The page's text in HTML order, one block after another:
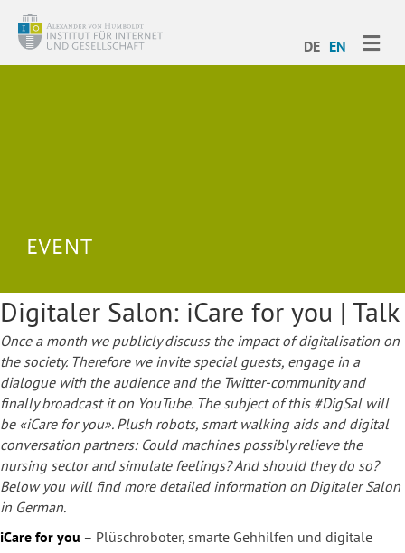
DE EN
Digitaler Salon: iCare for you | Talk
Once a month we publicly discuss the impact of digitalisation on
the society. Therefore we invite special guests, engage in a
dialogue with the audience and the Twitter-community and
finally broadcast it on YouTube. The subject of this #DigSal will
be «iCare for you». Plush robots, smart walking aids and digital
conversation partners: Could machines possibly relieve the
nursing sector and simulate feelings? And should they do so?
Below you will find more detailed information on Digitaler Salon
in German.
iCare for you – Plüschroboter, smarte Gehhilfen und digitale